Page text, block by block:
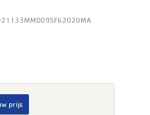
prijs